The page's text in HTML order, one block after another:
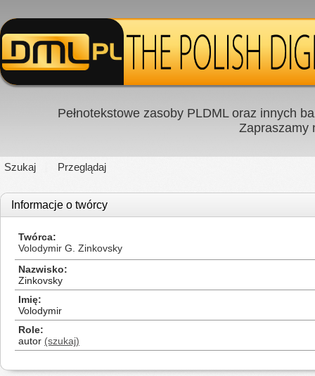
Pełnotekstowe zasoby PLDML oraz innych
Zapraszamy
Szukaj Przeglądaj
Informacje o twórcy
Twórca
Volodymir G. Zinkovsky
Nazwisko
Zinkovsky
Imię
Volodymir
Role
autor (szukaj)